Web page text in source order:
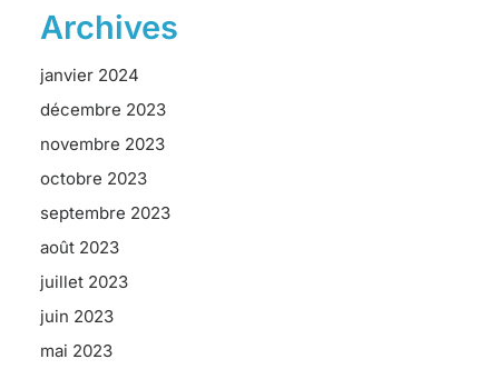
Archives
janvier 2024
décembre 2023
novembre 2023
octobre 2023
septembre 2023
août 2023
juillet 2023
juin 2023
mai 2023